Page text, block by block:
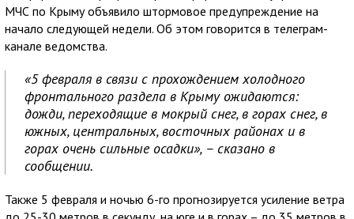
МЧС по Крыму объявило штормовое предупреждение на
начало следующей недели. Об этом говорится в телеграм-
канале ведомства.
«5 февраля в связи с прохождением холодного
фронтального раздела в Крыму ожидаются:
дожди, переходящие в мокрый снег, в горах снег, в
южных, центральных, восточных районах и в
горах очень сильные осадки», – сказано в
сообщении.
Также 5 февраля и ночью 6-го прогнозируется усиление ветра